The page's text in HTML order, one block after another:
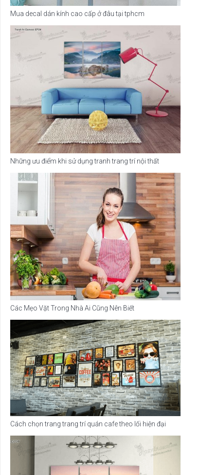
Mua decal dán kính cao cấp ở đâu tại tphcm
Những ưu điểm khi sử dụng tranh trang trí nội thất
Các Mẹo Vặt Trong Nhà Ai Cũng Nên Biết
Cách chọn trang trang trí quán cafe theo lối hiện đại